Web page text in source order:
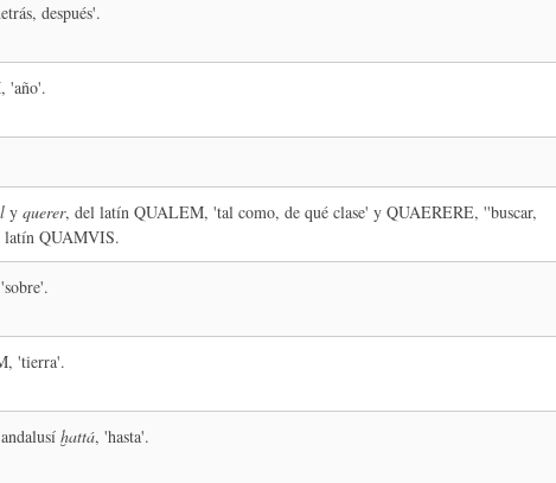
después'.
'año'.
y querer, del latín QUALEM, 'tal como, de qué clase' y QUAERERE, ''buscar,
QUAMVIS.
'tierra'.
ḫattá, 'hasta'.